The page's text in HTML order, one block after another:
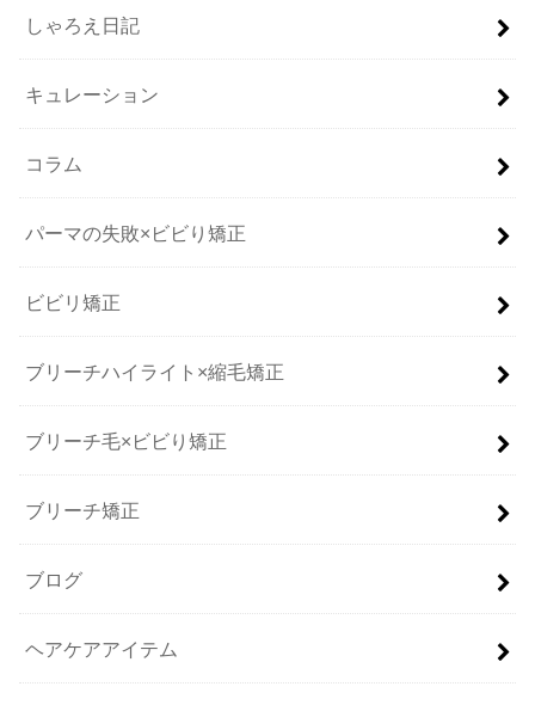
しゃろえ日記
キュレーション
コラム
パーマの失敗×ビビり矯正
ビビリ矯正
ブリーチハイライト×縮毛矯正
ブリーチ毛×ビビり矯正
ブリーチ矯正
ブログ
ヘアケアアイテム